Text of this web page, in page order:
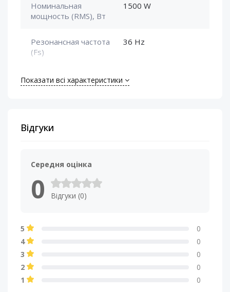
Номинальная
мощность (RMS), Вт
1500 W
Резонансная частота
(Fs)
36 Hz
Сопротивление
катушки, Ом
2+2 Om
Показати всі характеристики
Відгуки
Середня оцінка
0 Відгуки (0)
5
0
4
0
3
0
2
0
1
0